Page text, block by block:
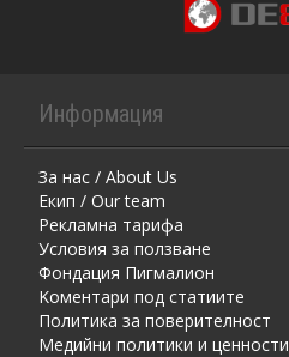
Информация
За нас / About Us
Екип / Our team
Рекламна тарифа
Условия за ползване
Фондация Пигмалион
Kоментaри под статиите
Политика за поверителност
Медийни политики и ценности